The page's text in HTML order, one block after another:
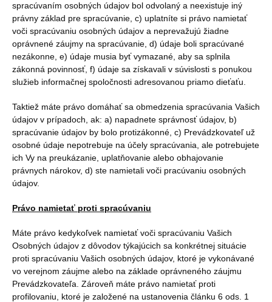
spracúvaním osobných údajov bol odvolaný a neexistuje iný
právny základ pre spracúvanie, c) uplatníte si právo namietať
voči spracúvaniu osobných údajov a neprevažujú žiadne
oprávnené záujmy na spracúvanie, d) údaje boli spracúvané
nezákonne, e) údaje musia byť vymazané, aby sa splnila
zákonná povinnosť, f) údaje sa získavali v súvislosti s ponukou
služieb informačnej spoločnosti adresovanou priamo dieťaťu.
Taktiež máte právo domáhať sa obmedzenia spracúvania Vašich
údajov v prípadoch, ak: a) napadnete správnosť údajov, b)
spracúvanie údajov by bolo protizákonné, c) Prevádzkovateľ už
osobné údaje nepotrebuje na účely spracúvania, ale potrebujete
ich Vy na preukázanie, uplatňovanie alebo obhajovanie
právnych nárokov, d) ste namietali voči pracúvaniu osobných
údajov.
Právo namietať proti spracúvaniu
Máte právo kedykoľvek namietať voči spracúvaniu Vašich
Osobných údajov z dôvodov týkajúcich sa konkrétnej situácie
proti spracúvaniu Vašich osobných údajov, ktoré je vykonávané
vo verejnom záujme alebo na základe oprávneného záujmu
Prevádzkovateľa. Zároveň máte právo namietať proti
profilovaniu, ktoré je založené na ustanovenia článku 6 ods. 1